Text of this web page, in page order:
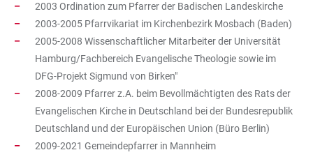
2003 Ordination zum Pfarrer der Badischen Landeskirche
2003-2005 Pfarrvikariat im Kirchenbezirk Mosbach (Baden)
2005-2008 Wissenschaftlicher Mitarbeiter der Universität
Hamburg/Fachbereich Evangelische Theologie sowie im
DFG-Projekt Sigmund von Birken"
2008-2009 Pfarrer z.A. beim Bevollmächtigten des Rats der
Evangelischen Kirche in Deutschland bei der Bundesrepublik
Deutschland und der Europäischen Union (Büro Berlin)
2009-2021 Gemeindepfarrer in Mannheim